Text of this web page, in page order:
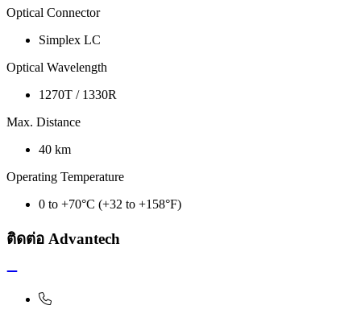
Optical Connector
Simplex LC
Optical Wavelength
1270T / 1330R
Max. Distance
40 km
Operating Temperature
0 to +70°C (+32 to +158°F)
ติดต่อ Advantech